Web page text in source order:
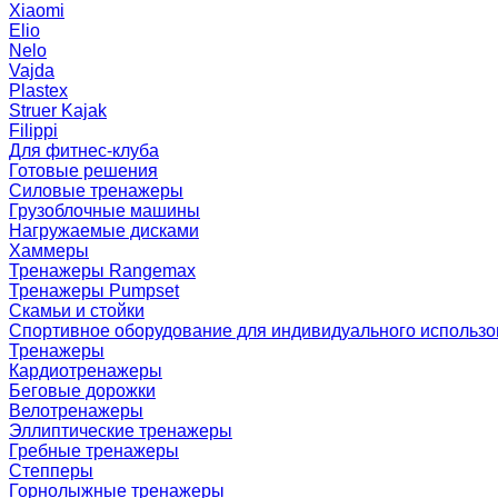
Xiaomi
Elio
Nelo
Vajda
Plastex
Struer Kajak
Filippi
Для фитнес-клуба
Готовые решения
Силовые тренажеры
Грузоблочные машины
Нагружаемые дисками
Хаммеры
Тренажеры Rangemax
Тренажеры Pumpset
Скамьи и стойки
Спортивное оборудование для индивидуального
Тренажеры
Кардиотренажеры
Беговые дорожки
Велотренажеры
Эллиптические тренажеры
Гребные тренажеры
Степперы
Горнолыжные тренажеры